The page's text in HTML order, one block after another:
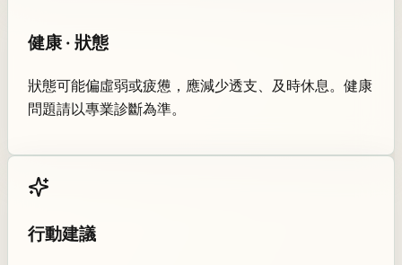
健康 · 狀態
狀態可能偏虛弱或疲憊，應減少透支、及時休息。健康
問題請以專業診斷為準。
行動建議